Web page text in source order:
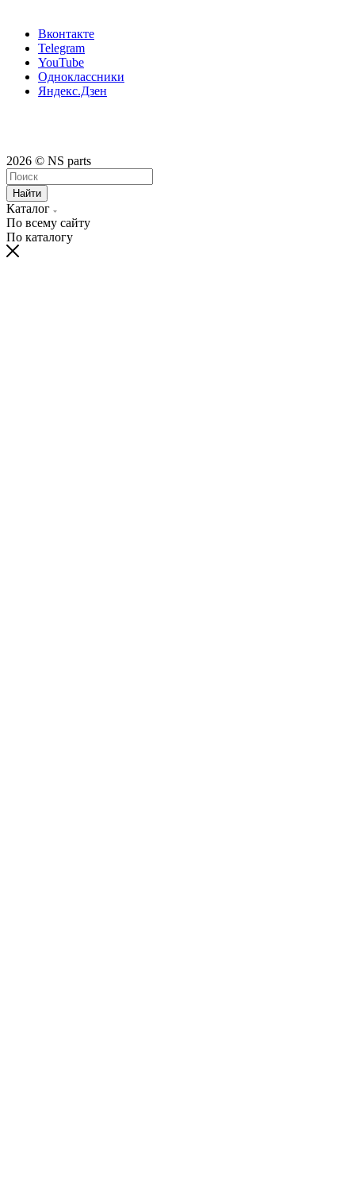
Вконтакте
Telegram
YouTube
Одноклассники
Яндекс.Дзен
2026 © NS parts
Найти
Каталог
По всему сайту
По каталогу